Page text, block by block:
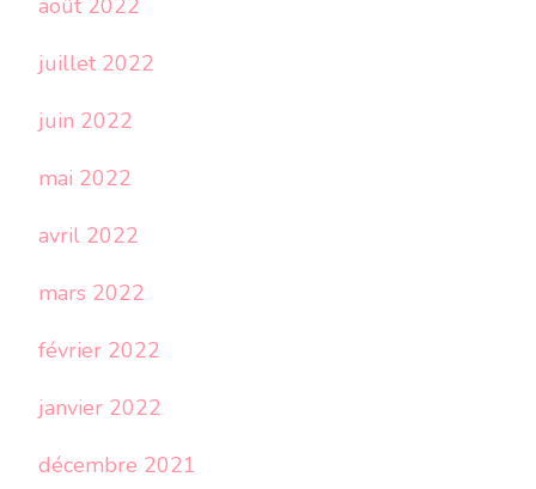
août 2022
juillet 2022
juin 2022
mai 2022
avril 2022
mars 2022
février 2022
janvier 2022
décembre 2021